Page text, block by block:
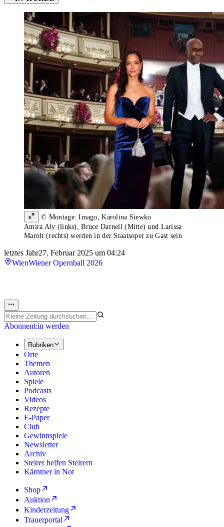
© Montage: Imago, Karolina Siewko
Amira Aly (links), Bruce Darnell (Mitte) und Larissa
Marolt (rechts) werden in der Staatsoper zu Gast sein
letztes Jahr27. Februar 2025 um 04:24
WienWiener Opernball 2026
Abonnent:in werden
Rubriken
Orte
Themen
Autoren
Spiele
Podcasts
Videos
Rezepte
E-Paper
Club
Gewinnspiele
Newsletter
Archiv
Steirer helfen Steirern
Kärntner in Not
Shop
Auktion
Kinderzeitung
Trauerportal